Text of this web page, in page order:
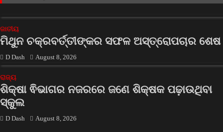
ଜାତୀୟ
ମିଥୁନ ଚକ୍ରବର୍ତ୍ତୀଙ୍କର ସଫଳ ଅସ୍ତ୍ରୋପଚାର ଶେଷ
D Dash August 8, 2026
ରାଜ୍ୟ
ଶିକ୍ଷା ଵିଭାଗର ନଜରରେ ଜଣେ ଶିକ୍ଷକ ପଢ଼ାଉଥିବା
ସ୍କୁଲ
D Dash August 8, 2026